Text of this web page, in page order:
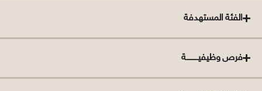
الفئة المستهدفة
فرص وظيفيــــــــــة